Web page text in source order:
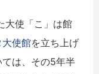
大使「こ」は館
使館を立ち上げ
は、その5年半